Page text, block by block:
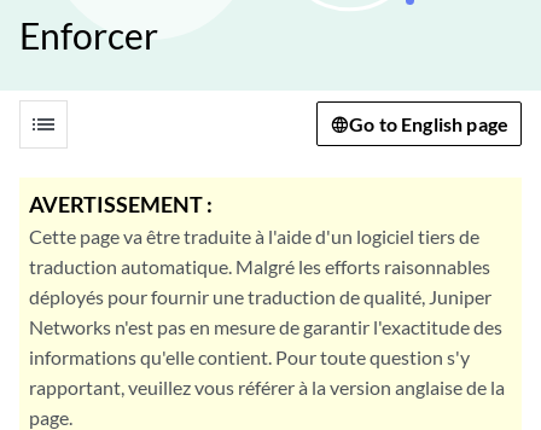
Enforcer
list Go to English page
AVERTISSEMENT :
Cette page va être traduite à l'aide d'un logiciel tiers de
traduction automatique. Malgré les efforts raisonnables
déployés pour fournir une traduction de qualité, Juniper
Networks n'est pas en mesure de garantir l'exactitude des
informations qu'elle contient. Pour toute question s'y
rapportant, veuillez vous référer à la version anglaise de la
page.